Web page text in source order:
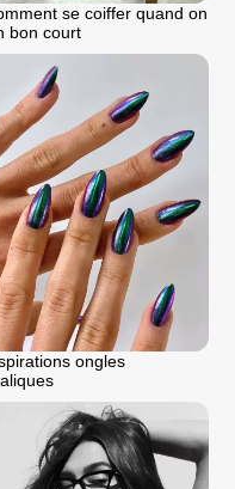
se coiffer quand on
bon court
ongles